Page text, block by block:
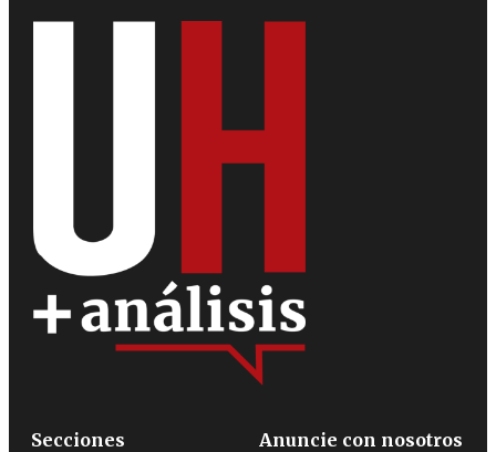
Secciones
Anuncie con nosotros